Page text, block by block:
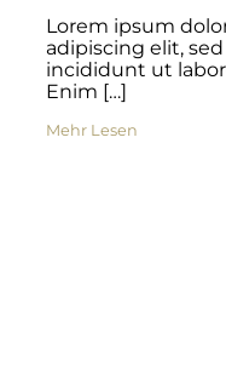
Lorem ipsum
adipiscing elit,
incididunt ut
Enim […]
Mehr Lesen